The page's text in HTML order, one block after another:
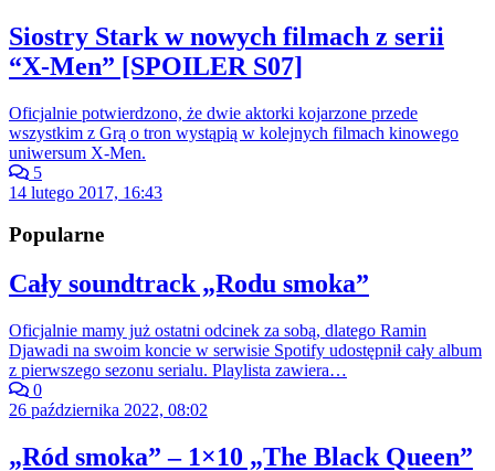
Siostry Stark w nowych filmach z serii
“X-Men” [SPOILER S07]
Oficjalnie potwierdzono, że dwie aktorki kojarzone przede
wszystkim z Grą o tron wystąpią w kolejnych filmach kinowego
uniwersum X-Men.
5
14 lutego 2017, 16:43
Popularne
Cały soundtrack „Rodu smoka”
Oficjalnie mamy już ostatni odcinek za sobą, dlatego Ramin
Djawadi na swoim koncie w serwisie Spotify udostępnił cały album
z pierwszego sezonu serialu. Playlista zawiera…
0
26 października 2022, 08:02
„Ród smoka” – 1×10 „The Black Queen”